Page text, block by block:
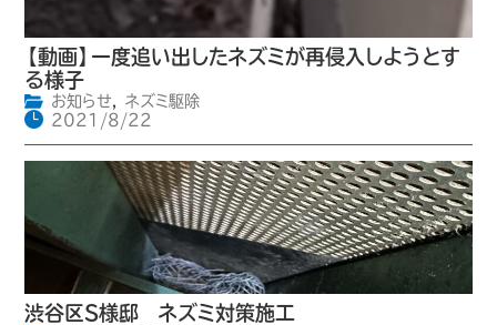
【動画】一度追い出したネズミが再侵入しようとす
る様子
お知らせ,
ネズミ駆除
2021/8/22
渋谷区S様邸 ネズミ対策施工